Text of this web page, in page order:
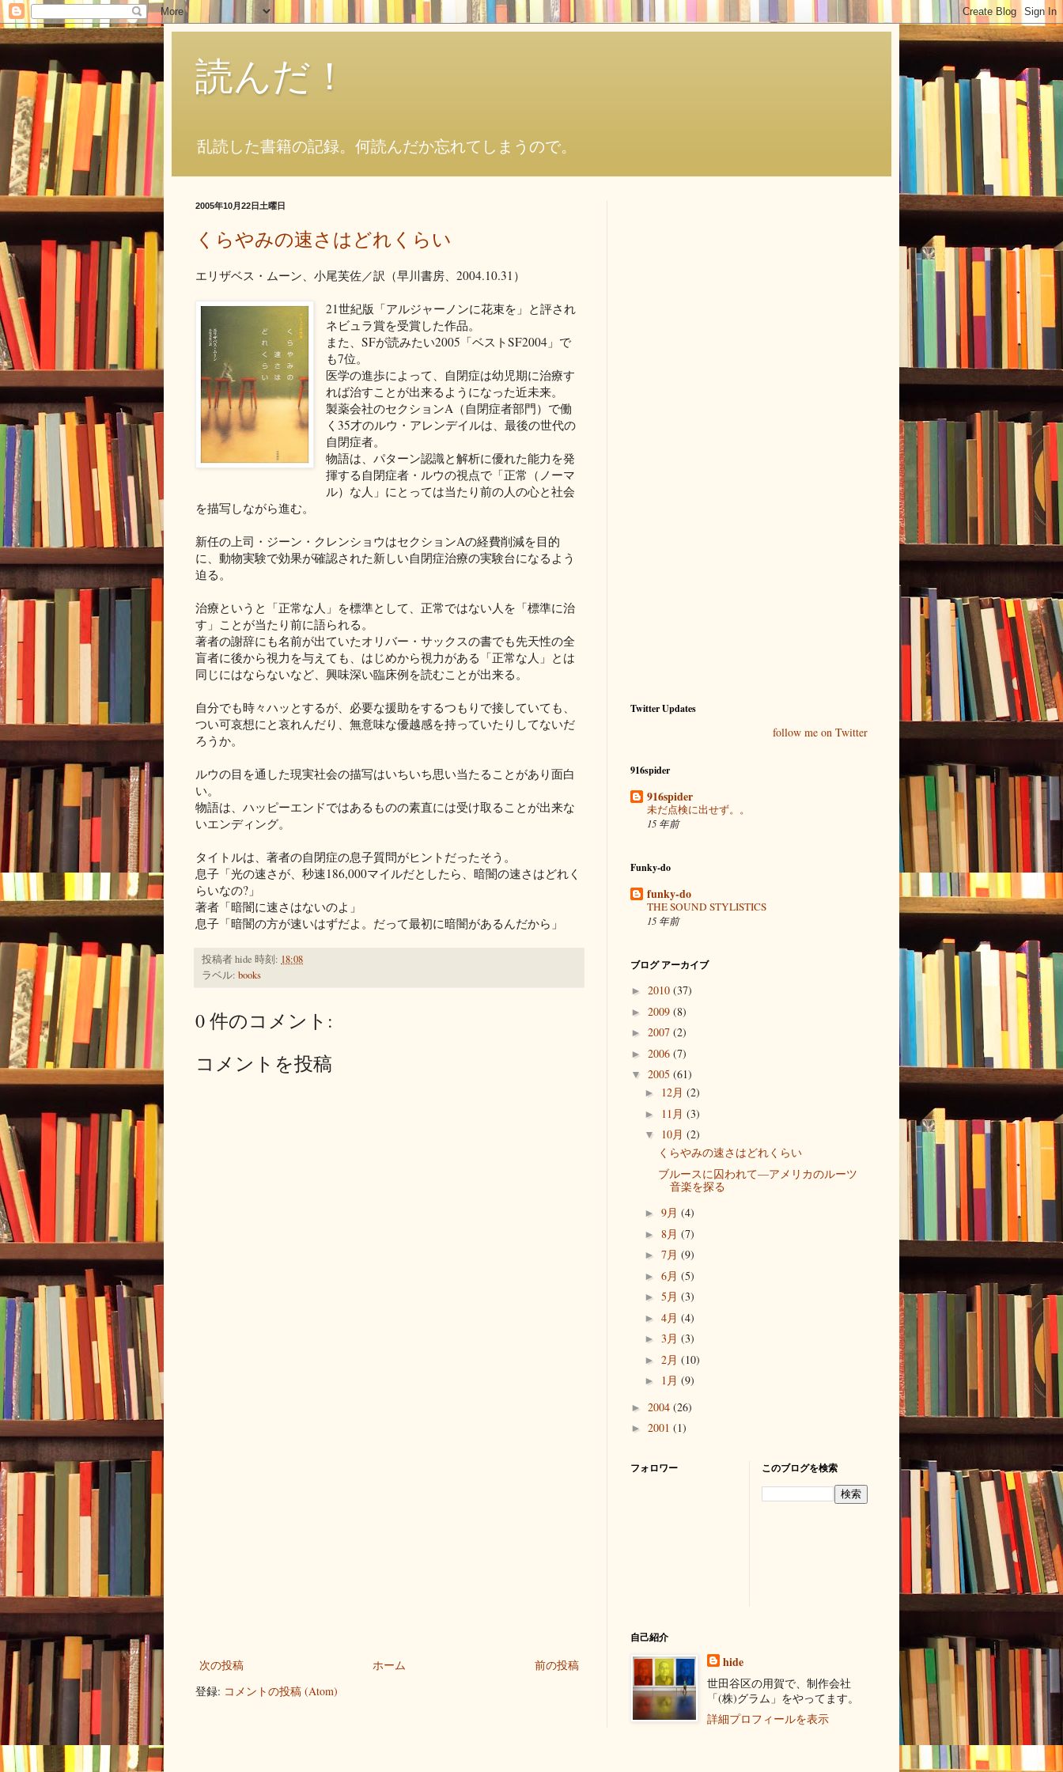
読んだ！
乱読した書籍の記録。何読んだか忘れてしまうので。
2005年10月22日土曜日
くらやみの速さはどれくらい
エリザベス・ムーン、小尾芙佐／訳（早川書房、2004.10.31）
21世紀版「アルジャーノンに花束を」と評され
ネビュラ賞を受賞した作品。
また、SFが読みたい2005「ベストSF2004」で
も7位。
医学の進歩によって、自閉症は幼児期に治療す
れば治すことが出来るようになった近未来。
製薬会社のセクションA（自閉症者部門）で働
く35才のルウ・アレンデイルは、最後の世代の
自閉症者。
物語は、パターン認識と解析に優れた能力を発
揮する自閉症者・ルウの視点で「正常（ノーマ
ル）な人」にとっては当たり前の人の心と社会
を描写しながら進む。
新任の上司・ジーン・クレンショウはセクションAの経費削減を目的
に、動物実験で効果が確認された新しい自閉症治療の実験台になるよう
迫る。
治療というと「正常な人」を標準として、正常ではない人を「標準に治
す」ことが当たり前に語られる。
著者の謝辞にも名前が出ていたオリバー・サックスの書でも先天性の全
盲者に後から視力を与えても、はじめから視力がある「正常な人」とは
同じにはならないなど、興味深い臨床例を読むことが出来る。
自分でも時々ハッとするが、必要な援助をするつもりで接していても、
つい可哀想にと哀れんだり、無意味な優越感を持っていたりしてないだ
ろうか。
ルウの目を通した現実社会の描写はいちいち思い当たることがあり面白
い。
物語は、ハッピーエンドではあるものの素直には受け取ることが出来な
いエンディング。
タイトルは、著者の自閉症の息子質問がヒントだったそう。
息子「光の速さが、秒速186,000マイルだとしたら、暗闇の速さはどれく
らいなの?」
著者「暗闇に速さはないのよ」
息子「暗闇の方が速いはずだよ。だって最初に暗闇があるんだから」
投稿者hide 時刻: 18:08
ラベル: books
0 件のコメント:
コメントを投稿
次の投稿 前の投稿
ホーム
登録: コメントの投稿 (Atom)
Twitter Updates
follow me on Twitter
916spider
916spider
未だ点検に出せず。。
15 年前
Funky-do
funky-do
THE SOUND STYLISTICS
15 年前
ブログ アーカイブ
► 2010 (37)
► 2009 (8)
► 2007 (2)
► 2006 (7)
▼ 2005 (61)
► 12月 (2)
► 11月 (3)
▼ 10月 (2)
くらやみの速さはどれくらい
ブルースに囚われて—アメリカのルーツ
音楽を探る
► 9月 (4)
► 8月 (7)
► 7月 (9)
► 6月 (5)
► 5月 (3)
► 4月 (4)
► 3月 (3)
► 2月 (10)
► 1月 (9)
► 2004 (26)
► 2001 (1)
フォロワー このブログを検索
自己紹介
hide
世田谷区の用賀で、制作会社
「(株)グラム」をやってます。
詳細プロフィールを表示